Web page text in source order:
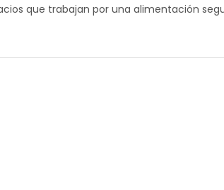
que trabajan por una alimentación